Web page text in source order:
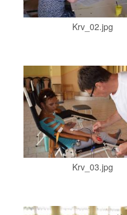
Krv_02.jpg
Krv_03.jpg